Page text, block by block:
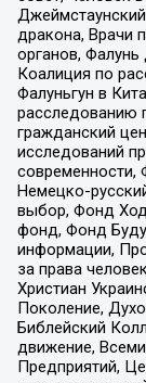
дракона, Врачи
органов, Фалунь
Коалиция по
Фалуньгун в
расследованию
гражданский
исследований
современности,
Немецко-
выбор, Фонд
фонд, Фонд
информации,
за права
Христиан
Поколение,
Библейский
движение,
Предприятий,